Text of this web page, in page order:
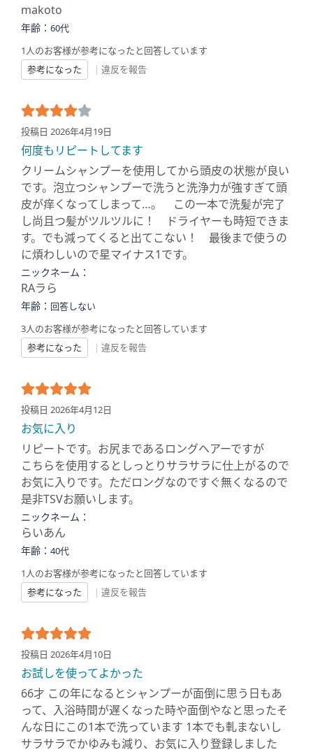
makoto
年齢： 60代
1人のお客様が参考になったと回答しています
参考になった
| 違反を報告
投稿日 2026年4月19日
何度もリピートしてます
クリームシャンプーを使用してから頭皮の状態が良い
です。泡立つシャンプーで洗うと洗浄力が強すぎて頭
皮が痒くなってしまって…。 この一本で洗髪が完了
し尚且つ髪がツルツルに！ ドライヤーも時短できま
す。でも減ってくると出てこない！ 最後まで使うの
に煩わしいので星マイナス1です。
ニックネーム：
RAラら
年齢： 回答しない
3人のお客様が参考になったと回答しています
参考になった
| 違反を報告
投稿日 2026年4月12日
お気に入り
リピートです。お尻まであるロングヘアーですが
こちらを使用するとしっとりサラサラに仕上がるので
お気に入りです。ただロングなのですぐ無くなるので
是非TSVお願いします。
ニックネーム：
らいあん
年齢： 40代
1人のお客様が参考になったと回答しています
参考になった
| 違反を報告
投稿日 2026年4月10日
お試しを使ってよかった
66才 この年になるとシャンプーが面倒に思う日もあ
って、入浴時間が遅くなった時や面倒やなと思ったそ
んな日にこの1本で洗っています 1本でも軋まないし
サラサラでかゆみも減り、お気に入り登録しました